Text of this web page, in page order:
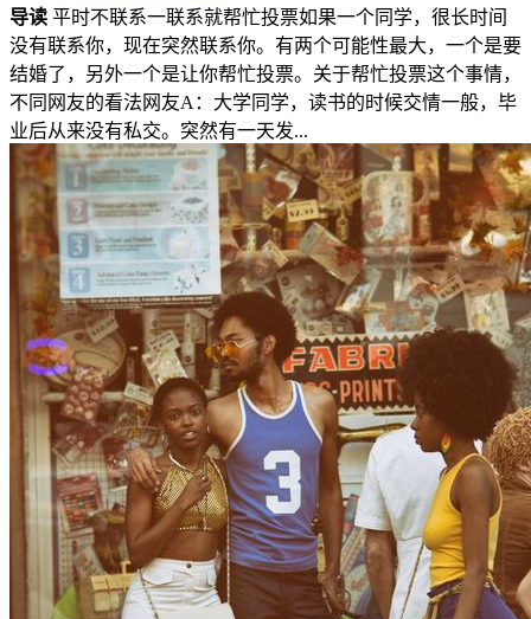
导读 平时不联系一联系就帮忙投票如果一个同学，很长时间
没有联系你，现在突然联系你。有两个可能性最大，一个是要
结婚了，另外一个是让你帮忙投票。关于帮忙投票这个事情，
不同网友的看法网友A：大学同学，读书的时候交情一般，毕
业后从来没有私交。突然有一天发...